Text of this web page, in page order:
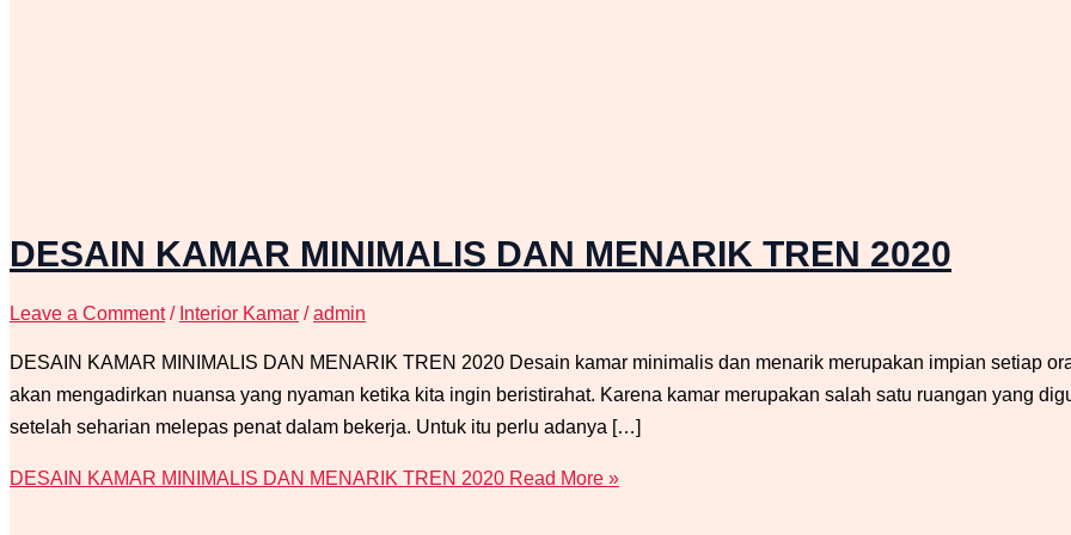
DESAIN KAMAR MINIMALIS DAN MENARIK TREN 2020
Leave a Comment / Interior Kamar /admin
DESAIN KAMAR MINIMALIS DAN MENARIK TREN 2020 Desain kamar minimalis dan menarik merupakan impian setiap
akan mengadirkan nuansa yang nyaman ketika kita ingin beristirahat. Karena kamar merupakan salah satu ruangan yang
setelah seharian melepas penat dalam bekerja. Untuk itu perlu adanya […]
DESAIN KAMAR MINIMALIS DAN MENARIK TREN 2020 Read More »